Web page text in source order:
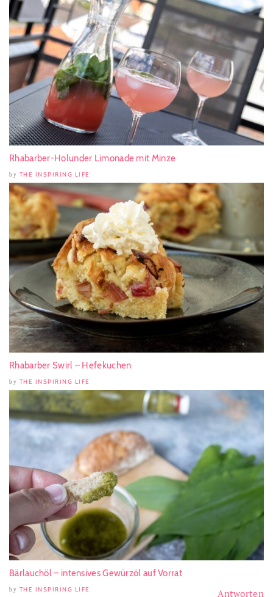
Rhabarber-Holunder Limonade mit Minze
by THE INSPIRING LIFE
Rhabarber Swirl – Hefekuchen
by THE INSPIRING LIFE
Bärlauchöl – intensives Gewürzöl auf Vorrat
by THE INSPIRING LIFE Antworten